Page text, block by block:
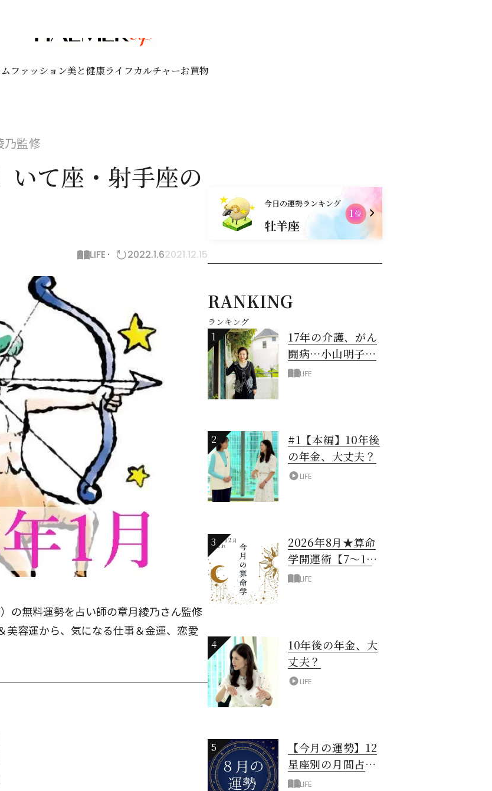
ファッション美と健康ライフカルチャーお買物
乃監修
いて座・射手座の
LIFE 2022.1.62021.12.15
の無料運勢を占い師の章月綾乃さん監修
美容運から、気になる仕事＆金運、恋愛
今日の運勢ランキング
牡羊座
1位
RANKING
ランキング
1
17年の介護、がん
闘病…小山明子さ
ん「今満たされて
LIFE
2
#1【本編】10年後
の年金、大丈夫？
LIFE
3
2026年8月★算命
学開運術【7〜12
月生まれ】
LIFE
4
10年後の年金、大
丈夫？
LIFE
5
【今月の運勢】12
星座別の月間占
い！8月編
LIFE